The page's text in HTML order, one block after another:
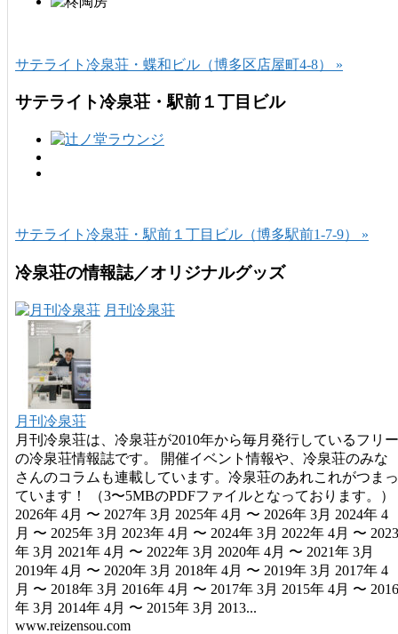
サテライト冷泉荘・蝶和ビル（博多区店屋町4-8） »
サテライト冷泉荘・駅前１丁目ビル
サテライト冷泉荘・駅前１丁目ビル（博多駅前1-7-9） »
冷泉荘の情報誌／オリジナルグッズ
月刊冷泉荘
月刊冷泉荘
月刊冷泉荘は、冷泉荘が2010年から毎月発行しているフリー
の冷泉荘情報誌です。 開催イベント情報や、冷泉荘のみな
さんのコラムも連載しています。冷泉荘のあれこれがつまっ
ています！ （3〜5MBのPDFファイルとなっております。）
2026年 4月 〜 2027年 3月 2025年 4月 〜 2026年 3月 2024年 4
月 〜 2025年 3月 2023年 4月 〜 2024年 3月 2022年 4月 〜 2023
年 3月 2021年 4月 〜 2022年 3月 2020年 4月 〜 2021年 3月
2019年 4月 〜 2020年 3月 2018年 4月 〜 2019年 3月 2017年 4
月 〜 2018年 3月 2016年 4月 〜 2017年 3月 2015年 4月 〜 2016
年 3月 2014年 4月 〜 2015年 3月 2013...
www.reizensou.com